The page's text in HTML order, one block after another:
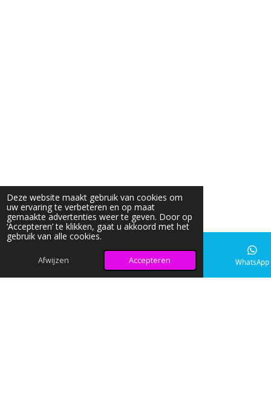
Deze website maakt gebruik van cookies om
uw ervaring te verbeteren en op maat
gemaakte advertenties weer te geven. Door op
‘Accepteren’ te klikken, gaat u akkoord met het
gebruik van alle cookies.
Afwijzen Accepteren
E-mailadres Instagram WhatsApp